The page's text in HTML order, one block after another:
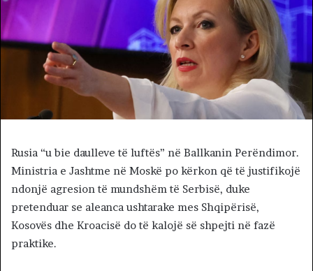
Rusia “u bie daulleve të luftës” në Ballkanin Perëndimor.
Ministria e Jashtme në Moskë po kërkon që të justifikojë
ndonjë agresion të mundshëm të Serbisë, duke
pretenduar se aleanca ushtarake mes Shqipërisë,
Kosovës dhe Kroacisë do të kalojë së shpejti në fazë
praktike.